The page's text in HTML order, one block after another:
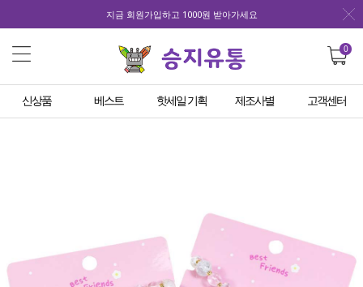
지금 회원가입하고 1000원 받아가세요
0
신상품 베스트 핫세일 기획 제조사별 고객센터